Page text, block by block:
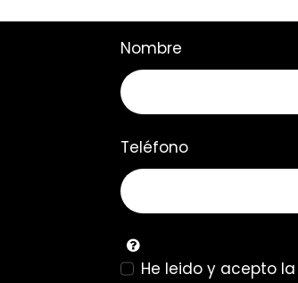
Nombre
Teléfono
He leido y acepto la